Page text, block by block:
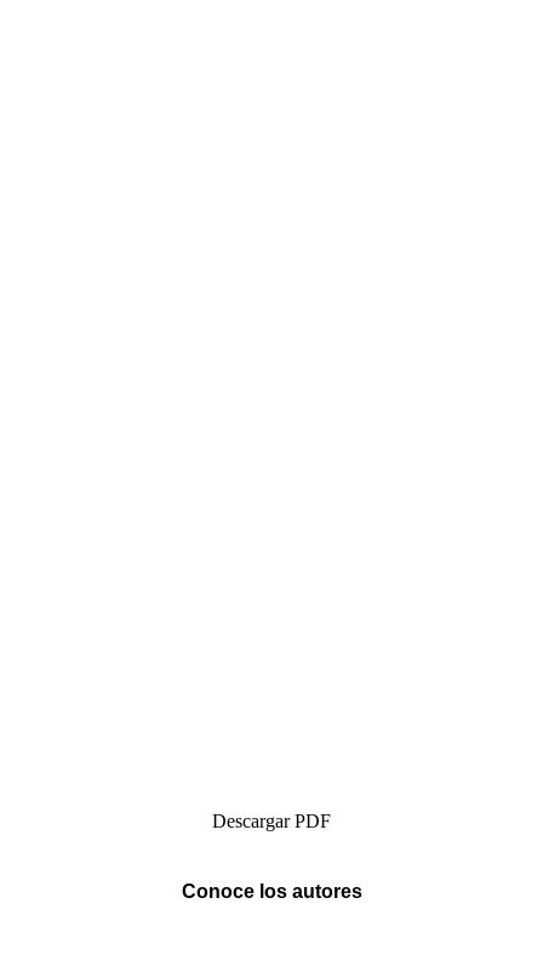
Descargar PDF
Conoce los autores